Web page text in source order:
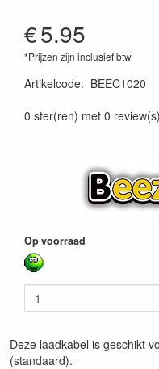
€5.95
*Prijzen zijn inclusief btw
Artikelcode: BEEC1020
0 ster(ren) met 0 review(s)
Op voorraad
Deze laadkabel is geschikt
(standaard).